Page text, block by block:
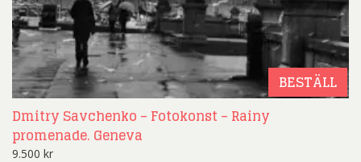
BESTÄLL
Dmitry Savchenko – Fotokonst – Rainy
promenade. Geneva
9.500 kr